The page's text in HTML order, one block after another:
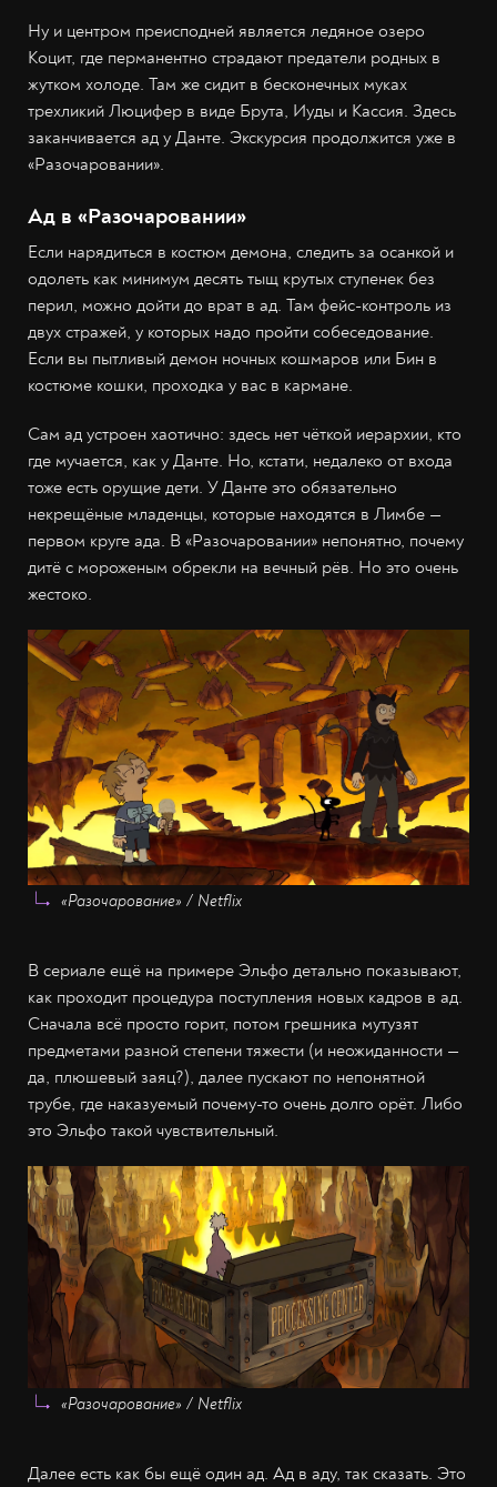
Ну и центром преисподней является ледяное озеро
Коцит, где перманентно страдают предатели родных в
жутком холоде. Там же сидит в бесконечных муках
трехликий Люцифер в виде Брута, Иуды и Кассия. Здесь
заканчивается ад у Данте. Экскурсия продолжится уже в
«Разочаровании».
Ад в «Разочаровании»
Если нарядиться в костюм демона, следить за осанкой и
одолеть как минимум десять тыщ крутых ступенек без
перил, можно дойти до врат в ад. Там фейс-контроль из
двух стражей, у которых надо пройти собеседование.
Если вы пытливый демон ночных кошмаров или Бин в
костюме кошки, проходка у вас в кармане.
Сам ад устроен хаотично: здесь нет чёткой иерархии, кто
где мучается, как у Данте. Но, кстати, недалеко от входа
тоже есть орущие дети. У Данте это обязательно
некрещёные младенцы, которые находятся в Лимбе —
первом круге ада. В «Разочаровании» непонятно, почему
дитё с мороженым обрекли на вечный рёв. Но это очень
жестоко.
«Разочарование» / Netflix
В сериале ещё на примере Эльфо детально показывают,
как проходит процедура поступления новых кадров в ад.
Сначала всё просто горит, потом грешника мутузят
предметами разной степени тяжести (и неожиданности —
да, плюшевый заяц?), далее пускают по непонятной
трубе, где наказуемый почему-то очень долго орёт. Либо
это Эльфо такой чувствительный.
«Разочарование» / Netflix
Далее есть как бы ещё один ад. Ад в аду, так сказать. Это